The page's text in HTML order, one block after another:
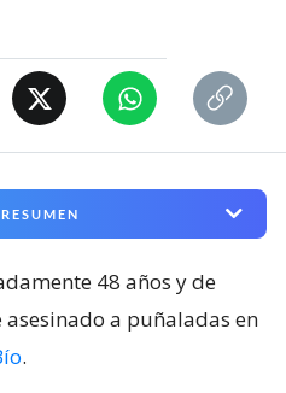
48 años y de
a puñaladas en
.